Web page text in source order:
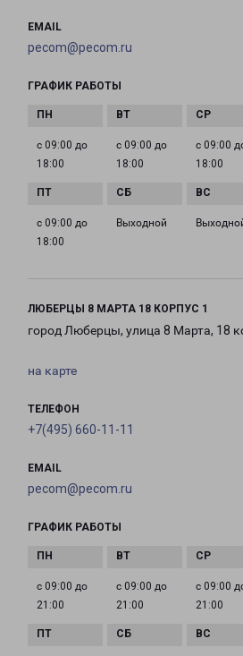
EMAIL
pecom@pecom.ru
ГРАФИК РАБОТЫ
с 09:00 до
18:00
с 09:00 до
18:00
с 09:00
18:00
с 09:00 до
18:00
Выходной
ЛЮБЕРЦЫ 8 МАРТА 18 КОРПУС 1
город Люберцы, улица 8 Марта, 18
на карте
ТЕЛЕФОН
+7(495) 660-11-11
EMAIL
pecom@pecom.ru
ГРАФИК РАБОТЫ
с 09:00 до
21:00
с 09:00 до
21:00
с 09:00
21:00